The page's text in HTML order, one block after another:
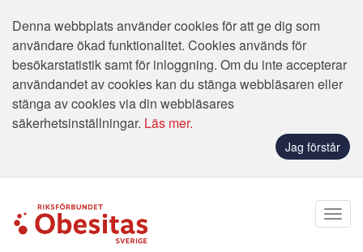
Denna webbplats använder cookies för att ge dig som
användare ökad funktionalitet. Cookies används för
besökarstatistik samt för inloggning. Om du inte accepterar
användandet av cookies kan du stänga webbläsaren eller
stänga av cookies via din webbläsares
säkerhetsinställningar. Läs mer.
Jag förstår